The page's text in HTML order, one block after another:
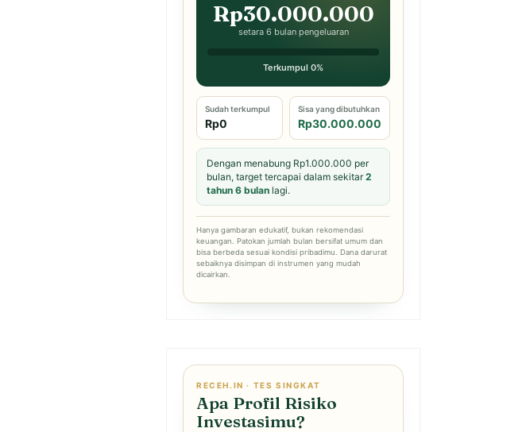
Rp30.000.000
setara 6 bulan pengeluaran
Terkumpul 0%
Sudah terkumpul
Rp0
Sisa yang dibutuhkan
Rp30.000.000
Dengan menabung Rp1.000.000 per
bulan, target tercapai dalam sekitar2
tahun 6 bulan lagi.
Hanya gambaran edukatif, bukan rekomendasi
keuangan. Patokan jumlah bulan bersifat umum dan
bisa berbeda sesuai kondisi pribadimu. Dana darurat
sebaiknya disimpan di instrumen yang mudah
dicairkan.
RECEH.IN · TES SINGKAT
Apa Profil Risiko
Investasimu?